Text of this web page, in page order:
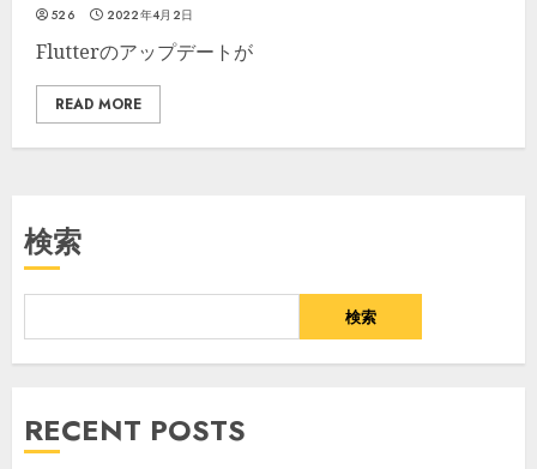
526 2022年4月2日
Flutterのアップデートが
READ MORE
検索
検索
RECENT POSTS